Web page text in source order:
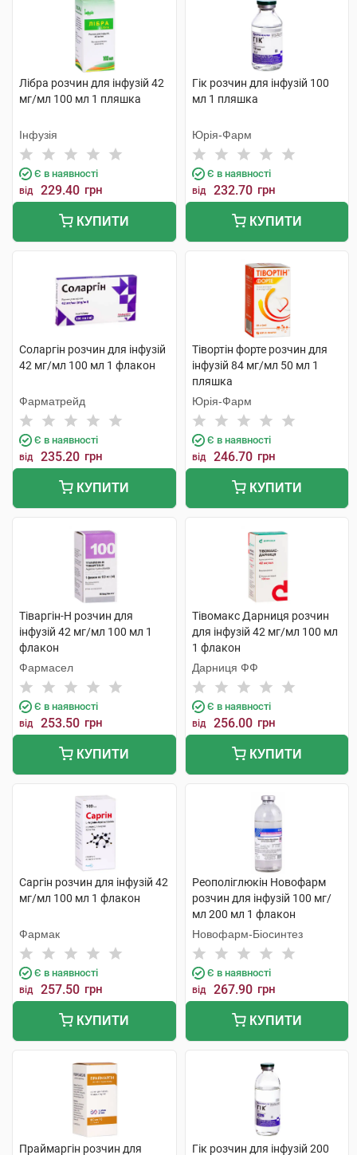
Лібра розчин для інфузій 42
мг/мл 100 мл 1 пляшка
Інфузія
Є в наявності
від 229.40 грн
КУПИТИ
Гік розчин для інфузій 100
мл 1 пляшка
Юрія-Фарм
Є в наявності
від 232.70 грн
КУПИТИ
Соларгін розчин для інфузій
42 мг/мл 100 мл 1 флакон
Фарматрейд
Є в наявності
від 235.20 грн
КУПИТИ
Тівортін форте розчин для
інфузій 84 мг/мл 50 мл 1
пляшка
Юрія-Фарм
Є в наявності
від 246.70 грн
КУПИТИ
Тіваргін-Н розчин для
інфузій 42 мг/мл 100 мл 1
флакон
Фармасел
Є в наявності
від 253.50 грн
КУПИТИ
Тівомакс Дарниця розчин
для інфузій 42 мг/мл 100 мл
1 флакон
Дарниця ФФ
Є в наявності
від 256.00 грн
КУПИТИ
Саргін розчин для інфузій 42
мг/мл 100 мл 1 флакон
Фармак
Є в наявності
від 257.50 грн
КУПИТИ
Реополіглюкін Новофарм
розчин для інфузій 100 мг/
мл 200 мл 1 флакон
Новофарм-Біосинтез
Є в наявності
від 267.90 грн
КУПИТИ
Праймаргін розчин для Гік розчин для інфузій 200